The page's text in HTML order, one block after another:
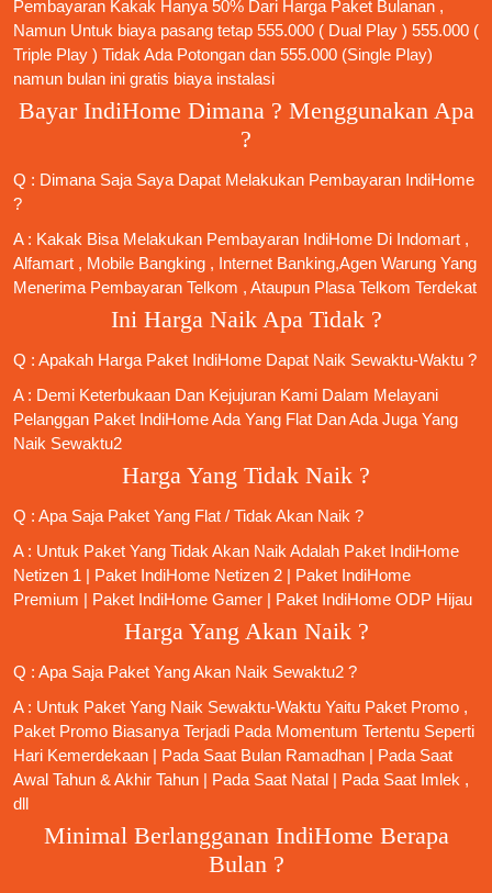
Pembayaran Kakak Hanya 50% Dari Harga Paket Bulanan ,
Namun Untuk biaya pasang tetap 555.000 ( Dual Play ) 555.000 (
Triple Play ) Tidak Ada Potongan dan 555.000 (Single Play)
namun bulan ini gratis biaya instalasi
Bayar IndiHome Dimana ? Menggunakan Apa
?
Q : Dimana Saja Saya Dapat Melakukan Pembayaran IndiHome
?
A : Kakak Bisa Melakukan Pembayaran IndiHome Di Indomart ,
Alfamart , Mobile Bangking , Internet Banking,Agen Warung Yang
Menerima Pembayaran Telkom , Ataupun Plasa Telkom Terdekat
Ini Harga Naik Apa Tidak ?
Q : Apakah Harga Paket IndiHome Dapat Naik Sewaktu-Waktu ?
A : Demi Keterbukaan Dan Kejujuran Kami Dalam Melayani
Pelanggan Paket IndiHome Ada Yang Flat Dan Ada Juga Yang
Naik Sewaktu2
Harga Yang Tidak Naik ?
Q : Apa Saja Paket Yang Flat / Tidak Akan Naik ?
A : Untuk Paket Yang Tidak Akan Naik Adalah Paket IndiHome
Netizen 1 | Paket IndiHome Netizen 2 | Paket IndiHome
Premium | Paket IndiHome Gamer | Paket IndiHome ODP Hijau
Harga Yang Akan Naik ?
Q : Apa Saja Paket Yang Akan Naik Sewaktu2 ?
A : Untuk Paket Yang Naik Sewaktu-Waktu Yaitu Paket Promo ,
Paket Promo Biasanya Terjadi Pada Momentum Tertentu Seperti
Hari Kemerdekaan | Pada Saat Bulan Ramadhan | Pada Saat
Awal Tahun & Akhir Tahun | Pada Saat Natal | Pada Saat Imlek ,
dll
Minimal Berlangganan IndiHome Berapa
Bulan ?